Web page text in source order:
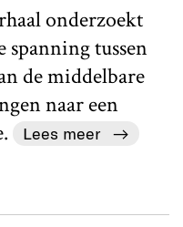
onderzoekt
tussen
de middelbare
naar een
Lees meer